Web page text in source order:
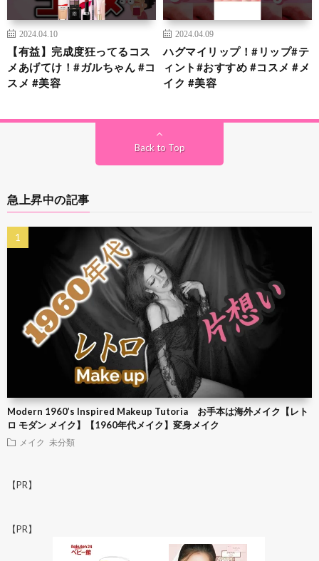
2024.04.10
【有益】完成度狂ってるコス
メあげてけ！#ガルちゃん #コ
スメ #美容
2024.04.09
ハグマイリップ！#リップ#テ
ィント#おすすめ #コスメ #メ
イク #美容
Back to Top
急上昇中の記事
Modern 1960’s Inspired Makeup Tutoria お手本は海外メイク【レト
ロ モダン メイク】【1960年代メイク】変身メイク
メイク 未分類
【PR】
【PR】